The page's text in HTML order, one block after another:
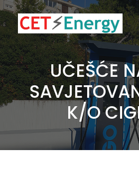
UČEŠĆE
K/O